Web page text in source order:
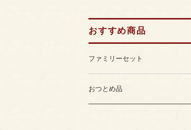
おすすめ商品
ファミリーセット
おつとめ品